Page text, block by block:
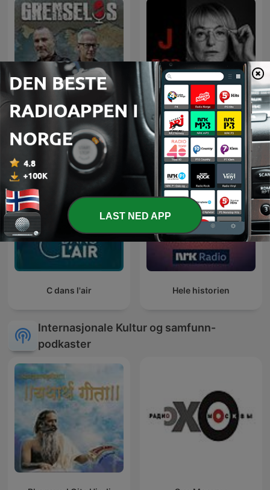
Grenseløs J-POD
C dans l'air Hele historien
Internasjonale Kultur og samfunn-
podkaster
LAST NED APP